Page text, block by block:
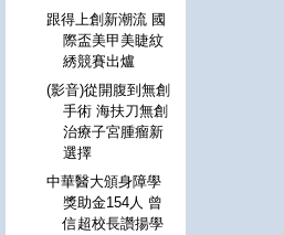
跟得上創新潮流 國
際盃美甲美睫紋
綉競賽出爐
(影音)從開腹到無創
手術 海扶刀無創
治療子宮腫瘤新
選擇
中華醫大頒身障學
獎助金154人 曾
信超校長讚揚學